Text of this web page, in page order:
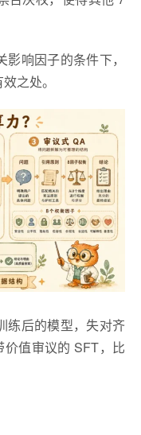
响因子的条件下，
之处。
练后的模型，失对齐
值审议的 SFT，比